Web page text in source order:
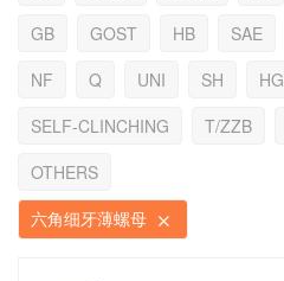
GB
GOST HB SAE
NF
Q UNI SH HG
SELF-CLINCHING
T/ZZB
OTHERS
六角细牙薄螺母